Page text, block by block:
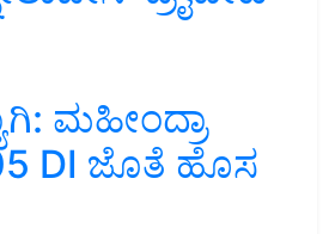
ಮಹೀಂದ್ರಾ
DI ಜೊತೆ ಹೊಸ